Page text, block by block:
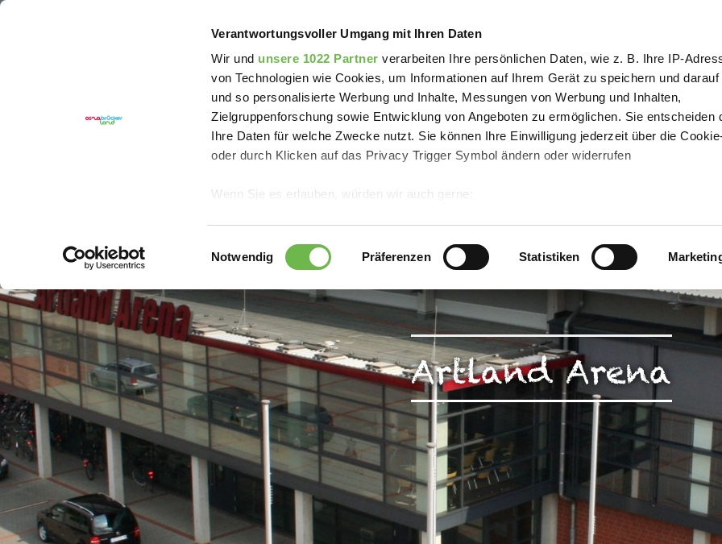
Verantwortungsvoller Umgang mit Ihren Daten
Wir und unsere 1022 Partner verarbeiten Ihre persönlichen Daten, wie z. B. Ihre IP-
von Technologien wie Cookies, um Informationen auf Ihrem Gerät zu speichern und
und so personalisierte Werbung und Inhalte, Messungen von Werbung und Inhalten,
Zielgruppenforschung sowie Entwicklung von Angeboten zu ermöglichen. Sie entscheiden
Ihre Daten für welche Zwecke nutzt. Sie können Ihre Einwilligung jederzeit über die
oder durch Klicken auf das Privacy Trigger Symbol ändern oder widerrufen
Wenn Sie es erlauben, würden wir auch gerne:
Ihr Gerät durch aktives Scannen nach bestimmten Merkmalen (Fingerprinting)
Präferenzen imAbschnitt Einzelheitenfest.
Wir verwenden Cookies, um Inhalte und Anzeigen zu personalisieren, Funktionen für
anbieten zu können und die Zugriffe auf unsere Website zu analysieren.
Danke, dass Sie
unserer Arbeit unterstützen!
Hinweis auf Verarbeitung Ihrer auf dieser Webseite erhobenen Daten in den USA
und YouTube:Indem Sie auf "Gerne Alle annehmen" oder Präferenzen, Statistiken oder
ankreuzen und auf „Auswahl manuell festlegen“ klicken, willigen Sie zugleich gem. Art. 49
a DSGVO ein, dass Ihre Daten in den USA verarbeitet werden. Die USA werden vom
Gerichtshof als ein Land mit einem nach EU-Standards unzureichendem
eingeschätzt. Es besteht insbesondere das Risiko, dass Ihre Daten durch US-Behörden,
und zu Überwachungszwecken, möglicherweise auch ohne Rechtsbehelfsmöglichkeiten,
werden können. Wenn Sie auf "Auswahl manuell festlegen" klicken und keine der
(Präferenzen, Statistiken oder Marketing ausgewählt haben, findet die vorgehend
Übermittlung nicht statt. Weitere Informationen erhalten Sie in unseren
Ausführlich informieren wir Sie darüber gerne hier:
Datenschutz Impressum
Einwilligungsauswahl
Notwendig Präferenzen Statistiken
Artland Arena